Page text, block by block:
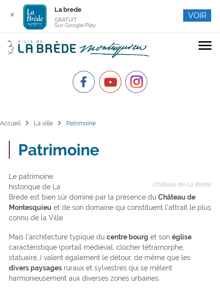
menu
Accueil chevron_right La ville chevron_right Patrimoine
Patrimoine
Château de La Brède
Le patrimoine
historique de La
Brède est bien sûr dominé par la présence du Château de
Montesquieu et de son domaine qui constituent l’attrait le plus
connu de la Ville.
Mais l’architecture typique du centre bourg et son église
caractéristique (portail médiéval, clocher tétramorphe,
statuaire…) valent également le détour, de même que les
divers paysagesruraux et sylvestres qui se mêlent
harmonieusement aux diverses zones urbaines.
✕
La brede
GRATUIT
Sur Google Play
VOIR